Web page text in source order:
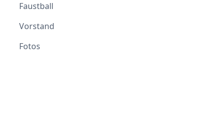
Faustball
Vorstand
Fotos